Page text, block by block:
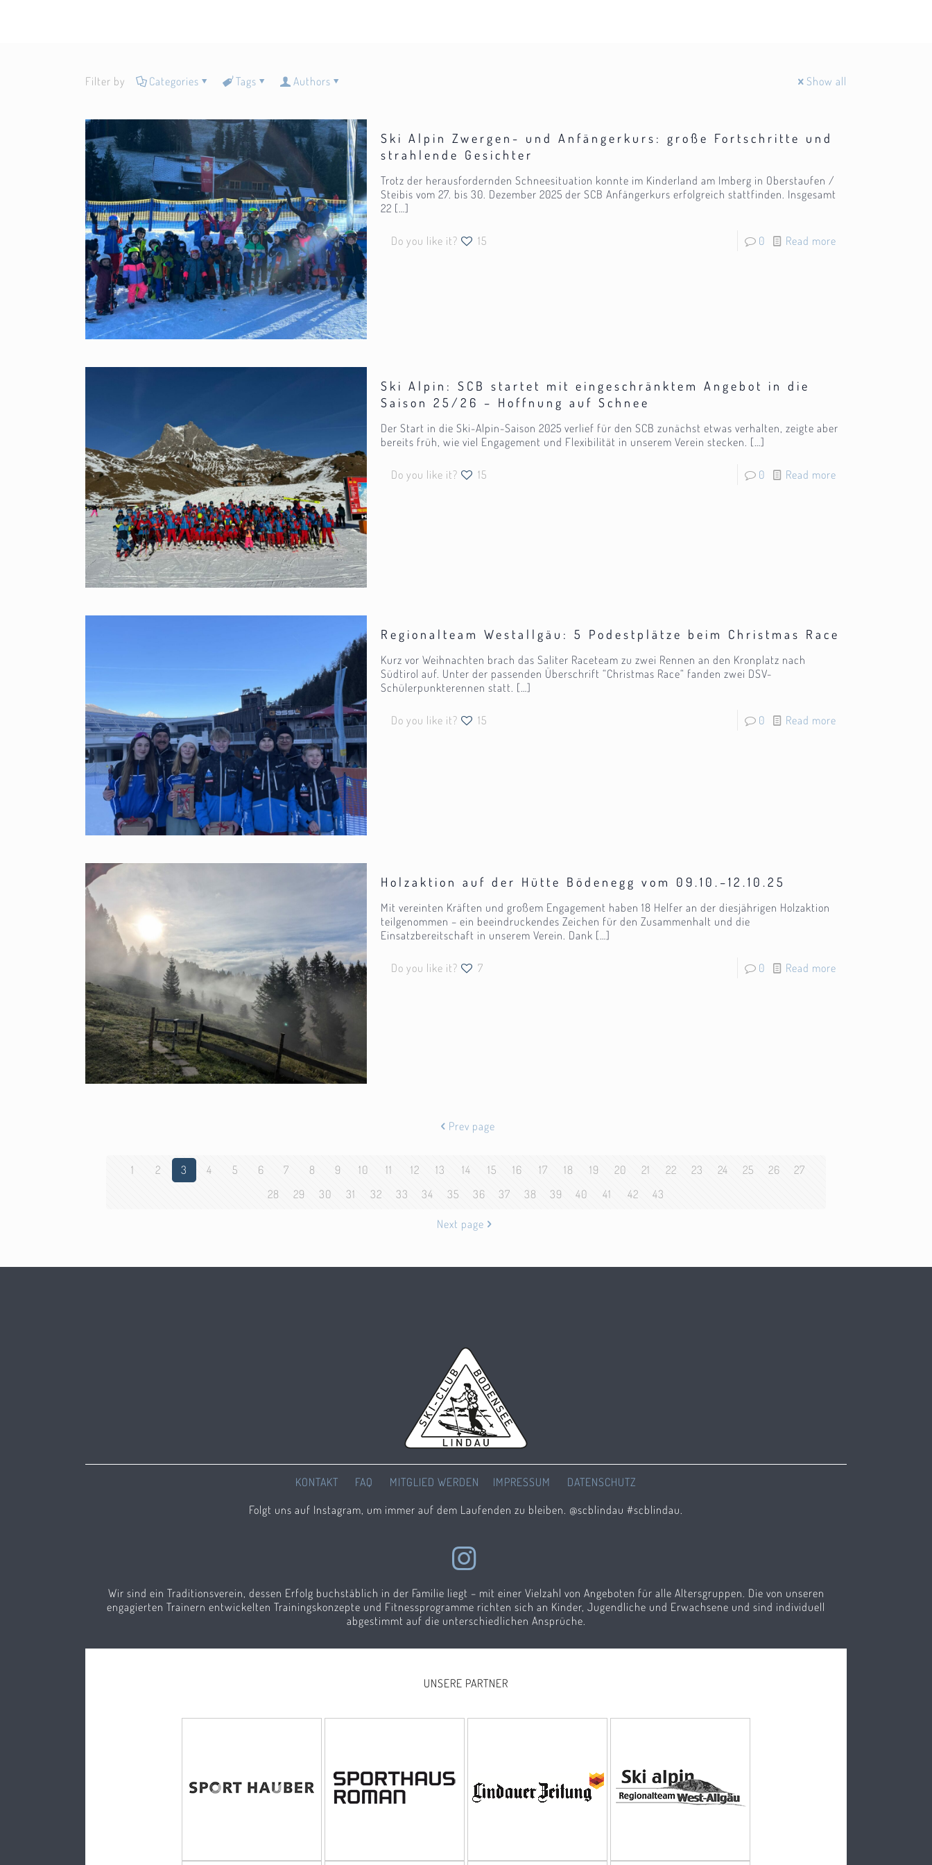
Filter by Categories Tags Authors Show all
Ski Alpin Zwergen- und Anfängerkurs: große Fortschritte und
strahlende Gesichter
Trotz der herausfordernden Schneesituation konnte im Kinderland am Imberg in Oberstaufen /
Steibis vom 27. bis 30. Dezember 2025 der SCB Anfängerkurs erfolgreich stattfinden. Insgesamt
22 […]
Do you like it? 15 0 Read more
Ski Alpin: SCB startet mit eingeschränktem Angebot in die
Saison 25/26 – Hoffnung auf Schnee
Der Start in die Ski-Alpin-Saison 2025 verlief für den SCB zunächst etwas verhalten, zeigte aber
bereits früh, wie viel Engagement und Flexibilität in unserem Verein stecken. […]
Do you like it? 15 0 Read more
Regionalteam Westallgäu: 5 Podestplätze beim Christmas Race
Kurz vor Weihnachten brach das Saliter Raceteam zu zwei Rennen an den Kronplatz nach
Südtirol auf. Unter der passenden Überschrift “Christmas Race“ fanden zwei DSV-
Schülerpunkterennen statt. […]
Do you like it? 15 0 Read more
Holzaktion auf der Hütte Bödenegg vom 09.10.–12.10.25
Mit vereinten Kräften und großem Engagement haben 18 Helfer an der diesjährigen Holzaktion
teilgenommen – ein beeindruckendes Zeichen für den Zusammenhalt und die
Einsatzbereitschaft in unserem Verein. Dank […]
Do you like it? 7 0 Read more
Prev page
1 2 3 4 5 6 7 8 9 10 11 12 13 14 15 16 17 18 19 20 21 22 23 24 25 26
27
28
29 30 31 32 33 34 35 36 37 38 39 40 41 42 43
Next page
KONTAKT FAQ MITGLIED WERDEN IMPRESSUM
DATENSCHUTZ
Folgt uns auf Instagram, um immer auf dem Laufenden zu bleiben. @scblindau #scblindau.
Wir sind ein Traditionsverein, dessen Erfolg buchstäblich in der Familie liegt – mit einer Vielzahl von Angeboten für alle Altersgruppen. Die von unseren
engagierten Trainern entwickelten Trainingskonzepte und Fitnessprogramme richten sich an Kinder, Jugendliche und Erwachsene und sind individuell
abgestimmt auf die unterschiedlichen Ansprüche.
UNSERE PARTNER